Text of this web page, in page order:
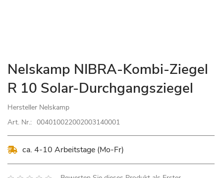
Zum
Anfang
der
springen
Nelskamp NIBRA-Kombi-Ziegel
R 10 Solar-Durchgangsziegel
Hersteller Nelskamp
Art. Nr.: 004010022002003140001
ca. 4-10 Arbeitstage (Mo-Fr)